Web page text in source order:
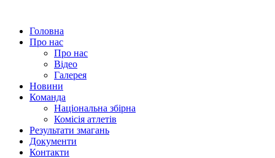
Головна
Про нас
Про нас
Відео
Галерея
Новини
Команда
Національна збірна
Комісія атлетів
Результати змагань
Документи
Контакти